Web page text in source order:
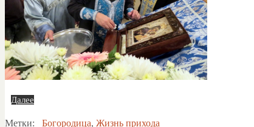
Далее
Метки: Богородица, Жизнь прихода